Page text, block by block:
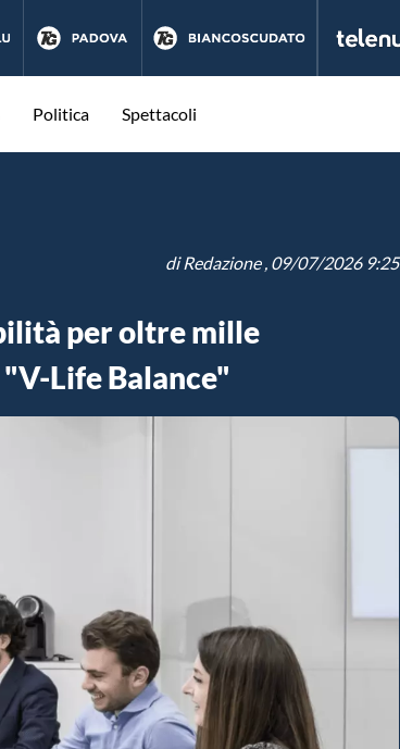
Politica Spettacoli
diRedazione, 09/07/2026 9:25
per oltre mille
Life Balance"